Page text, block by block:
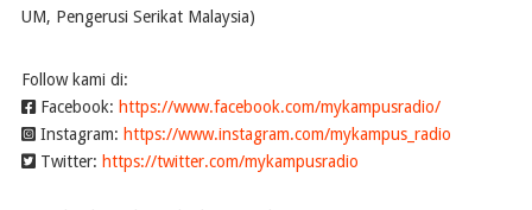
UM, Pengerusi Serikat Malaysia)
Follow kami di:
Facebook: https://www.facebook.com/mykampusradio/
Instagram: https://www.instagram.com/mykampus_radio
Twitter: https://twitter.com/mykampusradio